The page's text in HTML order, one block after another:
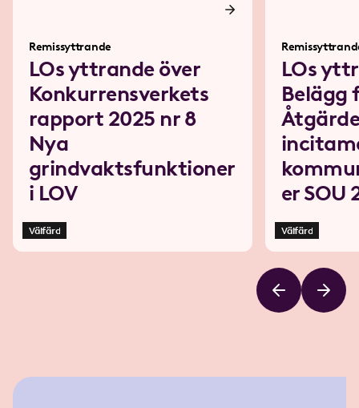
Remissyttrande
LOs yttrande över
Konkurrensverkets
rapport 2025 nr 8
Nya
grindvaktsfunktioner
i LOV
Välfärd
LOs
Belägg
er SOU
Välfärd